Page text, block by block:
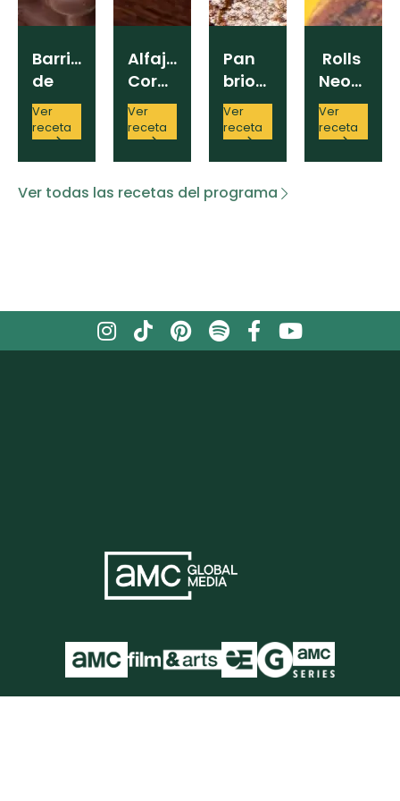
Barrita
de
chocolate
y
Ver
receta
Alfajores
Cordobeses
Ver
receta
Pan
brioche
de
chocolate
Ver
receta
Rolls
Neoyorquinos
Ver
receta
Ver todas las recetas del programa